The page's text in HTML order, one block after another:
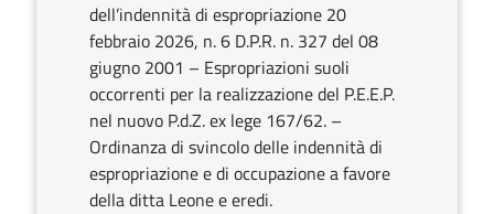
dell’indennità di espropriazione 20
febbraio 2026, n. 6 D.P.R. n. 327 del 08
giugno 2001 – Espropriazioni suoli
occorrenti per la realizzazione del P.E.E.P.
nel nuovo P.d.Z. ex lege 167/62. –
Ordinanza di svincolo delle indennità di
espropriazione e di occupazione a favore
della ditta Leone e eredi.